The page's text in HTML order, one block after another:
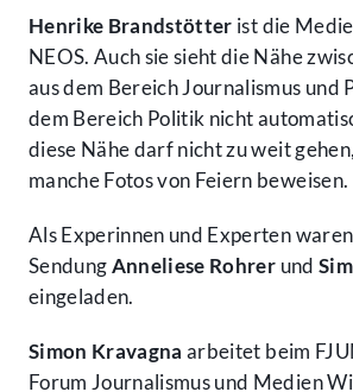
Henrike Brandstötter ist die
NEOS. Auch sie sieht die Nähe
aus dem Bereich Journalismus und
dem Bereich Politik nicht
diese Nähe darf nicht zu weit
manche Fotos von Feiern beweisen.
Als Experinnen und Experten
SendungAnneliese Rohrer und
eingeladen.
Simon Kravagna arbeitet beim
Forum Journalismus und Medien